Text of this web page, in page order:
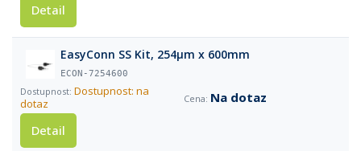
Detail
EasyConn SS Kit, 254µm x 600mm
ECON-7254600
Dostupnost: na
dotaz
Na dotaz
Detail